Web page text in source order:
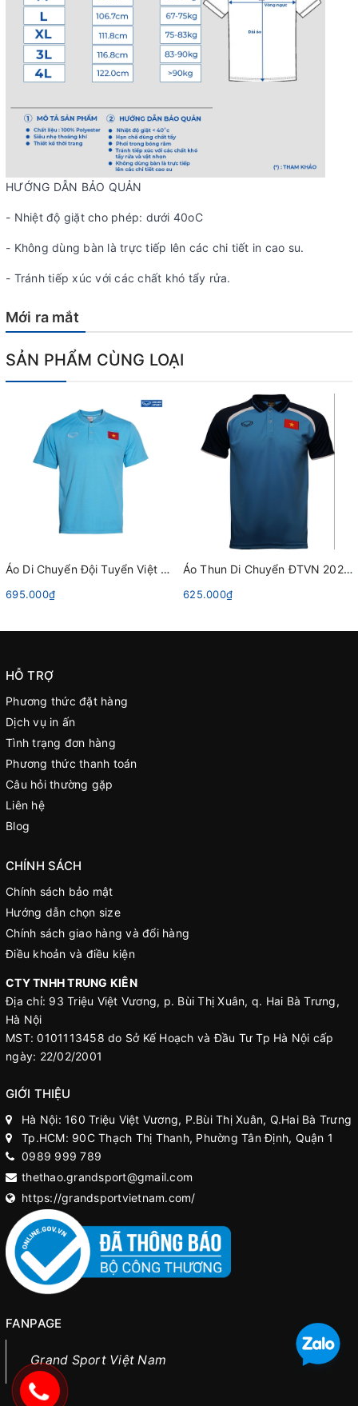
HƯỚNG DẪN BẢO QUẢN
- Nhiệt độ giặt cho phép: dưới 40oC
- Không dùng bàn là trực tiếp lên các chi tiết in cao su.
- Tránh tiếp xúc với các chất khó tẩy rửa.
Mới ra mắt
SẢN PHẨM CÙNG LOẠI
Áo Di Chuyển Đội Tuyển Việt Nam 2022 Grand Sport - Xanh Trời
695.000₫
Áo Thun Di Chuyển ĐTVN 2020 Grand Sport 022013 Xanh Trời
625.000₫
HỖ TRỢ
Phương thức đặt hàng
Dịch vụ in ấn
Tình trạng đơn hàng
Phương thức thanh toán
Câu hỏi thường gặp
Liên hệ
Blog
CHÍNH SÁCH
Chính sách bảo mật
Hướng dẫn chọn size
Chính sách giao hàng và đổi hàng
Điều khoản và điều kiện
CTY TNHH TRUNG KIÊN
Địa chỉ: 93 Triệu Việt Vương, p. Bùi Thị Xuân, q. Hai Bà Trưng,
Hà Nội
MST: 0101113458 do Sở Kế Hoạch và Đầu Tư Tp Hà Nội cấp
ngày: 22/02/2001
GIỚI THIỆU
Hà Nội: 160 Triệu Việt Vương, P.Bùi Thị Xuân, Q.Hai Bà Trưng
Tp.HCM: 90C Thạch Thị Thanh, Phường Tân Định, Quận 1
0989 999 789
thethao.grandsport@gmail.com
https://grandsportvietnam.com/
FANPAGE
Grand Sport Việt Nam